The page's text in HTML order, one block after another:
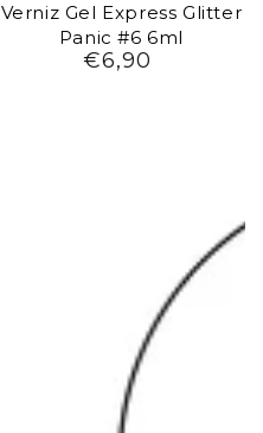
Verniz Gel Express Glitter
Panic #6 6ml
Preço
€6,90